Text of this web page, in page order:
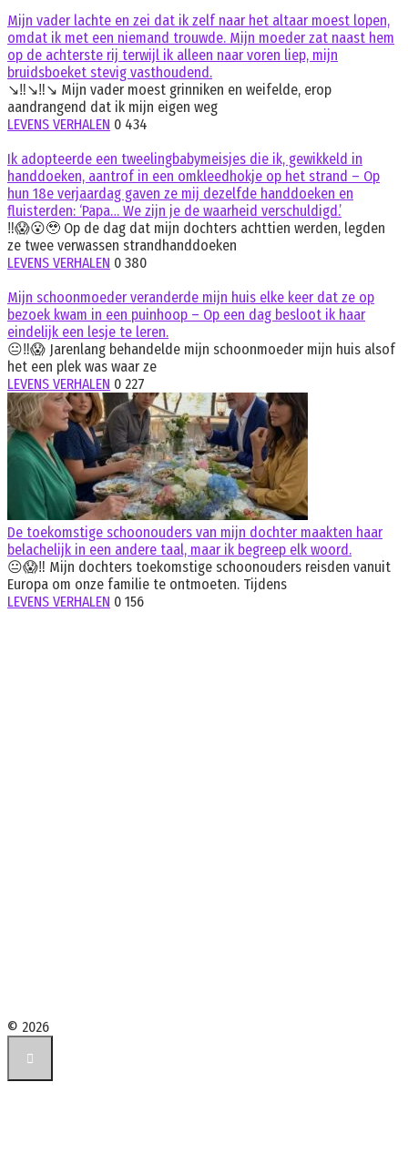
Mijn vader lachte en zei dat ik zelf naar het altaar moest lopen,
omdat ik met een niemand trouwde. Mijn moeder zat naast hem
op de achterste rij terwijl ik alleen naar voren liep, mijn
bruidsboeket stevig vasthoudend.
↘️‼️↘️‼️↘️ Mijn vader moest grinniken en weifelde, erop
aandrangend dat ik mijn eigen weg
LEVENS VERHALEN 0 434
Ik adopteerde een tweelingbabymeisjes die ik, gewikkeld in
handdoeken, aantrof in een omkleedhokje op het strand – Op
hun 18e verjaardag gaven ze mij dezelfde handdoeken en
fluisterden: ‘Papa… We zijn je de waarheid verschuldigd.’
‼️😱😮🥹 Op de dag dat mijn dochters achttien werden, legden
ze twee verwassen strandhanddoeken
LEVENS VERHALEN 0 380
Mijn schoonmoeder veranderde mijn huis elke keer dat ze op
bezoek kwam in een puinhoop – Op een dag besloot ik haar
eindelijk een lesje te leren.
😐‼️😱 Jarenlang behandelde mijn schoonmoeder mijn huis alsof
het een plek was waar ze
LEVENS VERHALEN 0 227
De toekomstige schoonouders van mijn dochter maakten haar
belachelijk in een andere taal, maar ik begreep elk woord.
😐😱‼️ Mijn dochters toekomstige schoonouders reisden vanuit
Europa om onze familie te ontmoeten. Tijdens
LEVENS VERHALEN 0 156
© 2026